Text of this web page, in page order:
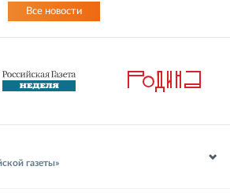
Все новости
газеты»